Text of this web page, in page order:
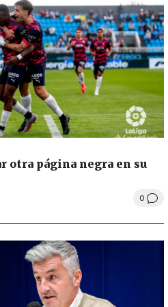
otra página negra en su
0